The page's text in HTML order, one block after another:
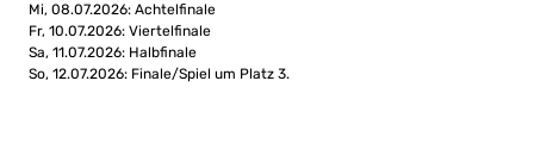
Mi, 08.07.2026: Achtelfinale
Fr, 10.07.2026: Viertelfinale
Sa, 11.07.2026: Halbfinale
So, 12.07.2026: Finale/Spiel um Platz 3.